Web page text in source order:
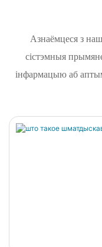
Азнаёмцеся з
сістэмныя
інфармацыю аб